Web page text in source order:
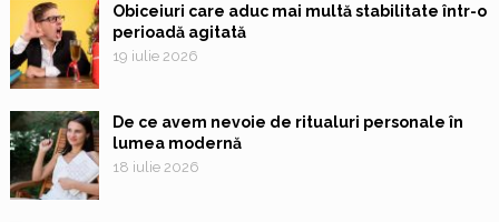
Obiceiuri care aduc mai multă stabilitate într-o
perioadă agitată
19 iulie 2026
De ce avem nevoie de ritualuri personale în
lumea modernă
18 iulie 2026